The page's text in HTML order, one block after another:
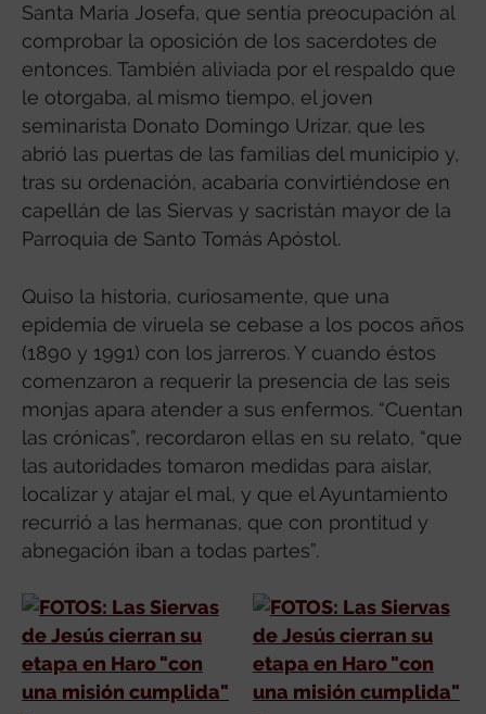
Santa María Josefa, que sentía preocupación al
comprobar la oposición de los sacerdotes de
entonces. También aliviada por el respaldo que
le otorgaba, al mismo tiempo, el joven
seminarista Donato Domingo Urízar, que les
abrió las puertas de las familias del municipio y,
tras su ordenación, acabaría convirtiéndose en
capellán de las Siervas y sacristán mayor de la
Parroquia de Santo Tomás Apóstol.
Quiso la historia, curiosamente, que una
epidemia de viruela se cebase a los pocos años
(1890 y 1991) con los jarreros. Y cuando éstos
comenzaron a requerir la presencia de las seis
monjas apara atender a sus enfermos. “Cuentan
las crónicas”, recordaron ellas en su relato, “que
las autoridades tomaron medidas para aislar,
localizar y atajar el mal, y que el Ayuntamiento
recurrió a las hermanas, que con prontitud y
abnegación iban a todas partes”.